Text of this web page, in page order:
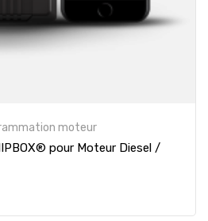
moteur
pour Moteur Diesel /